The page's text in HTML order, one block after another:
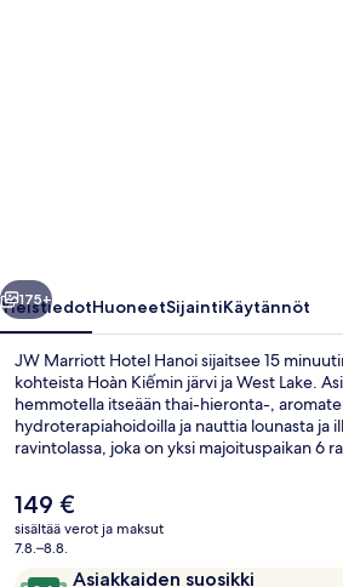
Seuraava
175+
YleistiedotHuoneetSijaintiKäytännöt
JW Marriott Hotel Hanoi sijaitsee 15
kohteista Hoàn Kiếmin järvi ja West Lake.
hemmotella itseään thai-hieronta-,
hydroterapiahoidoilla ja nauttia lounasta ja
ravintolassa, joka on yksi majoituspaikan 6
hotellin palveluihin kuuluu sisäuima-allas,
vuorokauden auki oleva kuntokeskus.
majoituspaikan yleiskunto ovat myös
Nykyinen
hinta
on
149 €
sisältää verot ja maksut
7.8.–8.8.
ArvostelutAsiakkaiden suosikki
9,4